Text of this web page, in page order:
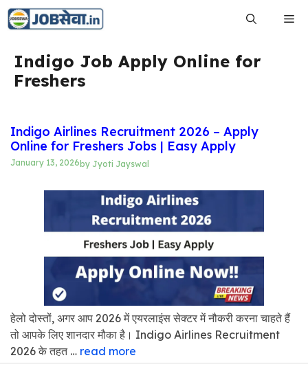
Skip
Indigo Job Apply Online for
Freshers
Indigo Airlines Recruitment 2026 – Apply
Online for Freshers Jobs | Easy Apply
January 13, 2026 by Jyoti Jayswal
हेलो दोस्तों, अगर आप 2026 में एयरलाइंस सेक्टर में नौकरी करना चाहते हैं
तो आपके लिए शानदार मौका है। Indigo Airlines Recruitment
2026 के तहत … read more